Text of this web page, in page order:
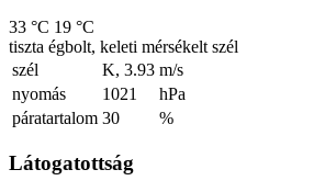
33 °C 19 °C
tiszta égbolt, keleti mérsékelt szél
szél
K, 3.93 m/s
nyomás
1021
hPa
páratartalom 30 %
Látogatottság